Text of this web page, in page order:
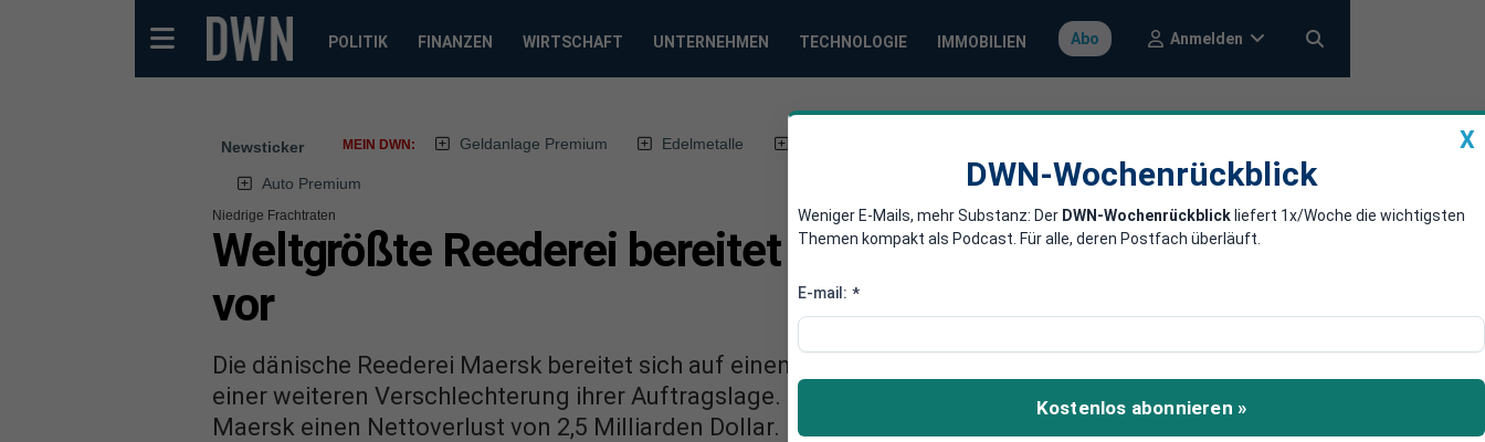
POLITIK FINANZEN WIRTSCHAFT UNTERNEHMEN TECHNOLOGIE IMMOBILIEN Abo Anmelden
Newsticker MEIN DWN: Geldanlage Premium Edelmetalle
Auto Premium
Niedrige Frachtraten
Weltgrößte Reederei bereitet sich auf Ölpreis-Crash
vor
Die dänische Reederei Maersk bereitet sich auf einen neuen Ölpreis-Crash vor. Sie rechnet mit
einer weiteren Verschlechterung ihrer Auftragslage. Im vergangenen Jahr erwirtschaftete
Maersk einen Nettoverlust von 2,5 Milliarden Dollar.
X
DWN-Wochenrückblick
Weniger E-Mails, mehr Substanz: Der DWN-Wochenrückblick liefert 1x/Woche die wichtigsten
Themen kompakt als Podcast. Für alle, deren Postfach überläuft.
E-mail: *
Kostenlos abonnieren »